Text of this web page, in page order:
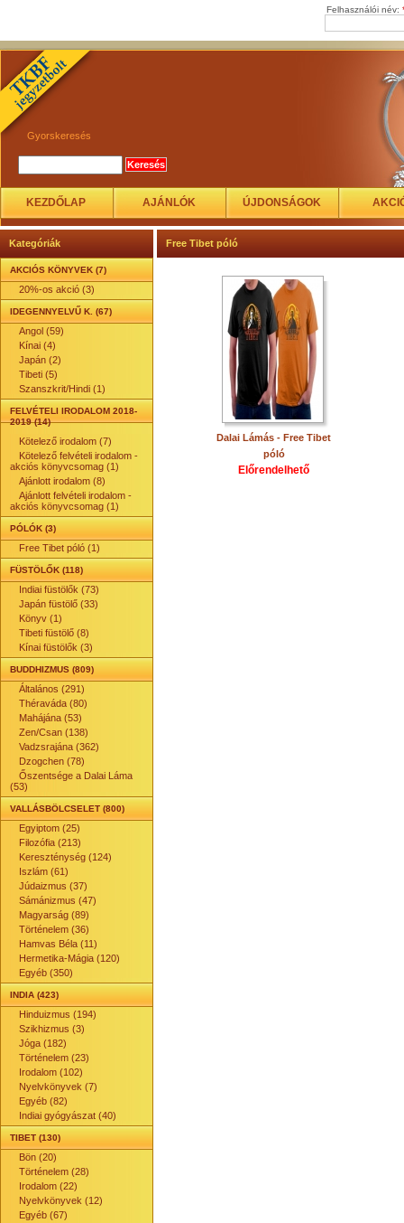
Felhasználói név:
Gyorskeresés
KEZDŐLAP AJÁNLÓK ÚJDONSÁGOK
Kategóriák
AKCIÓS KÖNYVEK (7)
20%-os akció (3)
IDEGENNYELVŰ K. (67)
Angol (59)
Kínai (4)
Japán (2)
Tibeti (5)
Szanszkrit/Hindi (1)
FELVÉTELI IRODALOM 2018-
2019 (14)
Kötelező irodalom (7)
Kötelező felvételi irodalom -
akciós könyvcsomag (1)
Ajánlott irodalom (8)
Ajánlott felvételi irodalom -
akciós könyvcsomag (1)
PÓLÓK (3)
Free Tibet póló (1)
FÜSTÖLŐK (118)
Indiai füstölők (73)
Japán füstölő (33)
Könyv (1)
Tibeti füstölő (8)
Kínai füstölők (3)
BUDDHIZMUS (809)
Általános (291)
Théraváda (80)
Mahájána (53)
Zen/Csan (138)
Vadzsrajána (362)
Dzogchen (78)
Őszentsége a Dalai Láma
(53)
VALLÁSBÖLCSELET (800)
Egyiptom (25)
Filozófia (213)
Kereszténység (124)
Iszlám (61)
Júdaizmus (37)
Sámánizmus (47)
Magyarság (89)
Történelem (36)
Hamvas Béla (11)
Hermetika-Mágia (120)
Egyéb (350)
INDIA (423)
Hinduizmus (194)
Szikhizmus (3)
Jóga (182)
Történelem (23)
Irodalom (102)
Nyelvkönyvek (7)
Egyéb (82)
Indiai gyógyászat (40)
TIBET (130)
Bön (20)
Történelem (28)
Irodalom (22)
Nyelvkönyvek (12)
Egyéb (67)
Free Tibet póló
Dalai Lámás - Free Tibet
póló
Előrendelhető